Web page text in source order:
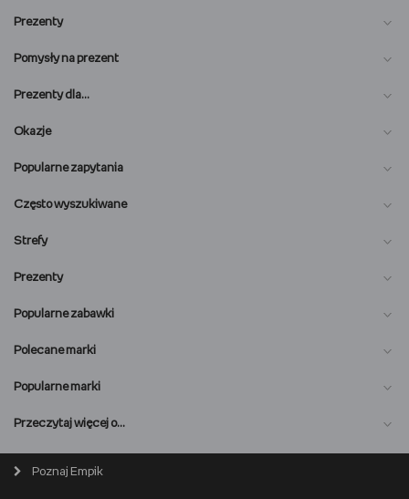
Prezenty
Pomysły na prezent
Prezenty dla…
Okazje
Popularne zapytania
Często wyszukiwane
Strefy
Prezenty
Popularne zabawki
Polecane marki
Popularne marki
Przeczytaj więcej o…
Poznaj Empik
O nas
Biuro prasowe